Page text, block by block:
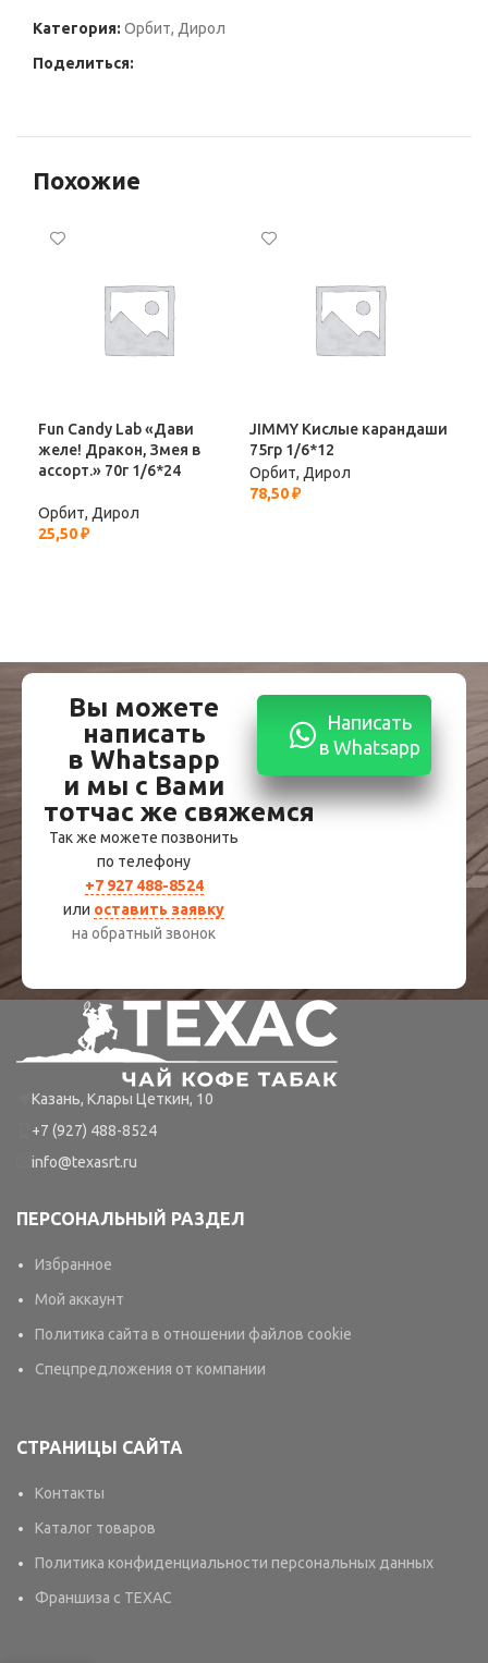
Категория: Орбит, Дирол
Поделиться:
Похожие
Fun Candy Lab «Дави
желе! Дракон, Змея в
ассорт.» 70г 1/6*24
Орбит, Дирол
25,50₽
JIMMY Кислые карандаши
75гр 1/6*12
Орбит, Дирол
78,50₽
Вы можете
написать
в Whatsapp
и мы с Вами
тотчас же свяжемся
Так же можете позвонить
по телефону
+7 927 488-8524
или оставить заявку
на обратный звонок
Написать
в Whatsapp
Казань, Клары Цеткин, 10
+7 (927) 488-8524
info@texasrt.ru
ПЕРСОНАЛЬНЫЙ РАЗДЕЛ
Избранное
Мой аккаунт
Политика сайта в отношении файлов cookie
Спецпредложения от компании
СТРАНИЦЫ САЙТА
Контакты
Каталог товаров
Политика конфиденциальности персональных данных
Франшиза с TEXAC